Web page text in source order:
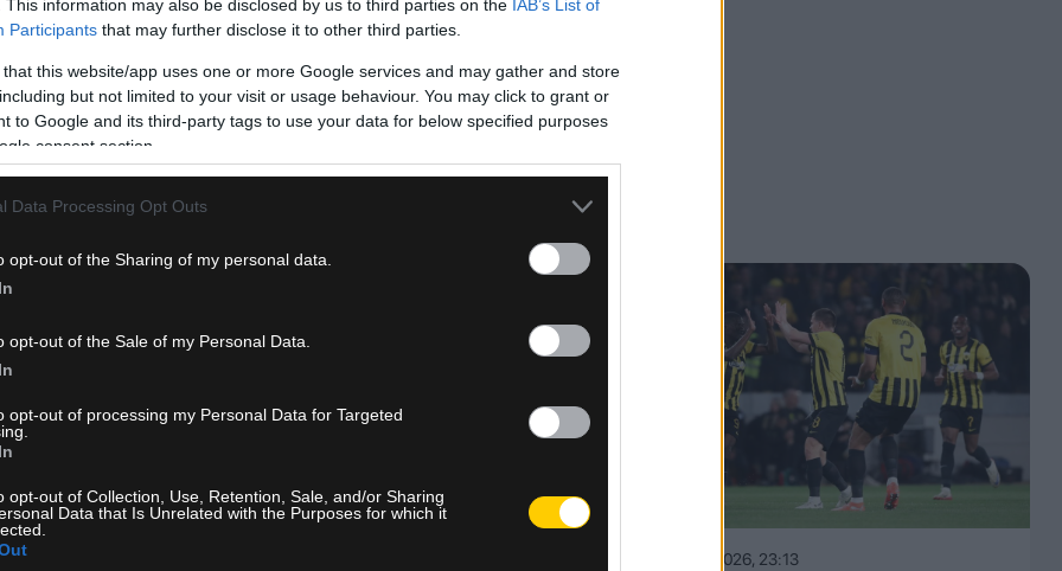
This information may also be disclosed by us to third parties on the IAB’s List of
Participants that may further disclose it to other third parties.
that this website/app uses one or more Google services and may gather and store
but not limited to your visit or usage behaviour. You may click to grant or
to Google and its third-party tags to use your data for below specified purposes
consent section.
Data Processing Opt Outs
opt-out of the Sharing of my personal data.
opt-out of the Sale of my Personal Data.
opt-out of processing my Personal Data for Targeted
opt-out of Collection, Use, Retention, Sale, and/or Sharing
Data that Is Unrelated with the Purposes for which it
καθώς αναμένεται να εξασφαλίσει τη μόνιμη στέγη της ομάδας και
Κυβέρνησης, θα πάρει αυτό που δικαιούται. Το γήπεδο στα
αξίζει».
η ΚΑΕ ΑΕΚ θα αποκτήσει και επίσημα τον πλήρη έλεγχο της
βήμα για το μέλλον της ομάδας, τόσο σε αγωνιστικό όσο και σε
05.08.2026, 23:13